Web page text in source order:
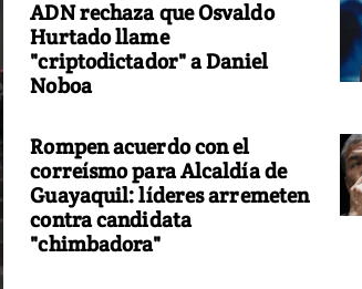
ADN rechaza que Osvaldo
Hurtado llame
"criptodictador" a Daniel
Noboa
Rompen acuerdo con el
correísmo para Alcaldía de
Guayaquil: líderes arremeten
contra candidata
"chimbadora"